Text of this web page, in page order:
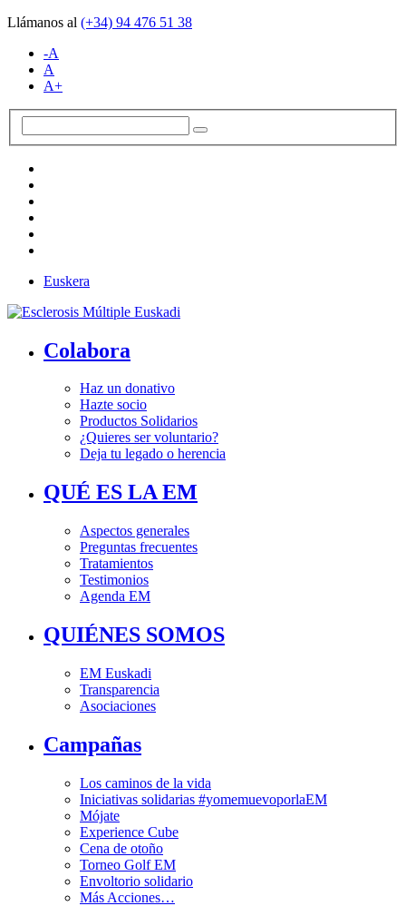
Llámanos al (+34) 94 476 51 38
-A
A
A+
Euskera
Colabora
Haz un donativo
Hazte socio
Productos Solidarios
¿Quieres ser voluntario?
Deja tu legado o herencia
QUÉ ES LA EM
Aspectos generales
Preguntas frecuentes
Tratamientos
Testimonios
Agenda EM
QUIÉNES SOMOS
EM Euskadi
Transparencia
Asociaciones
Campañas
Los caminos de la vida
Iniciativas solidarias #yomemuevoporlaEM
Mójate
Experience Cube
Cena de otoño
Torneo Golf EM
Envoltorio solidario
Más Acciones…